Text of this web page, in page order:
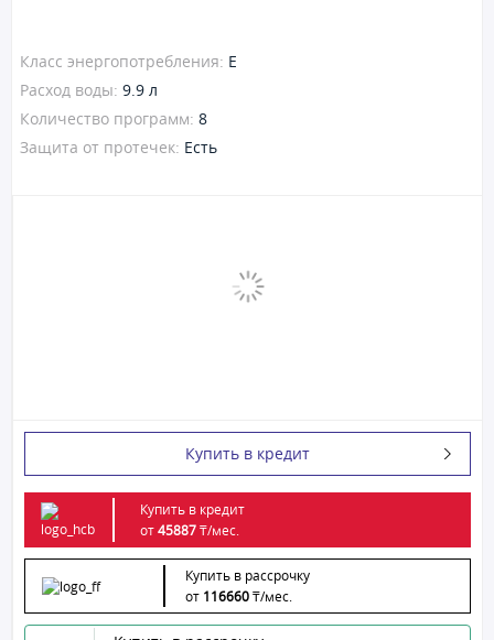
Класс энергопотребления: E
Расход воды: 9.9 л
Количество программ: 8
Защита от протечек: Есть
Купить в кредит
Купить в кредит
от45887₸/мес.
Купить в рассрочку
от 116660₸/мес.